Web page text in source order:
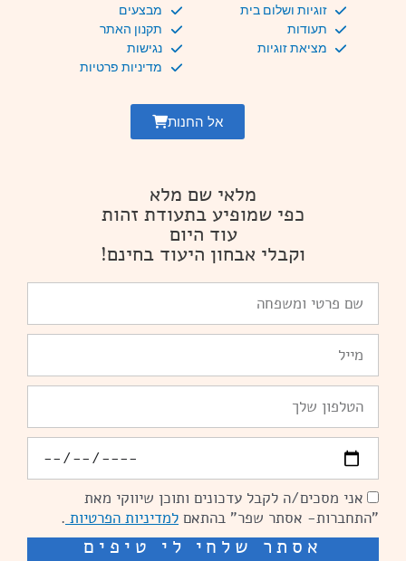
זוגיות ושלום בית
תעודות
מציאת זוגיות
מבצעים
תקנון האתר
נגישות
מדיניות פרטיות
אל החנות
מלאי שם מלא
כפי שמופיע בתעודת זהות
עוד היום
וקבלי אבחון היעוד בחינם!
פרטי
ומשפחה
הסכמהאני מסכים/ה לקבל עדכונים ותוכן שיווקי מאת
"התחברות- אסתר שפר" בהתאם למדיניות הפרטיות .
אסתר שלחי לי טיפים